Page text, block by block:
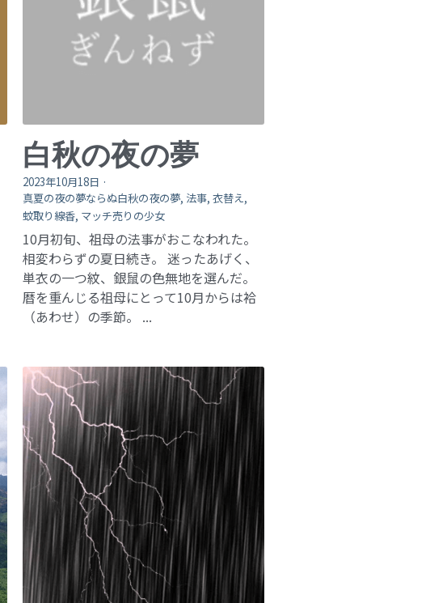
白秋の夜の夢
2023年10月18日 ·
真夏の夜の夢ならぬ白秋の夜の夢, 法事, 衣替え,
蚊取り線香, マッチ売りの少女
10月初旬、祖母の法事がおこなわれた。
相変わらずの夏日続き。 迷ったあげく、
単衣の一つ紋、銀鼠の色無地を選んだ。
暦を重んじる祖母にとって10月からは袷
（あわせ）の季節。 ...